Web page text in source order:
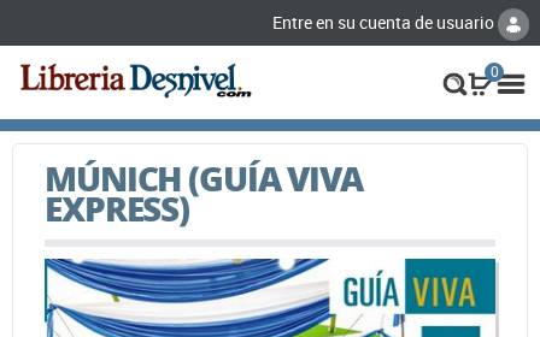
Entre en su cuenta de usuario
0
MÚNICH (GUÍA VIVA
EXPRESS)